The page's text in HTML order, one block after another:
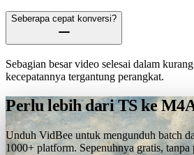
Seberapa cepat konversi?
Sebagian besar video selesai dalam
kecepatannya tergantung perangkat.
Perlu lebih dari TS ke
Unduh VidBee untuk mengunduh batch
1000+ platform. Sepenuhnya gratis, tanpa